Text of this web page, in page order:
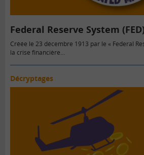
Federal Reserve System
Créée le 23 décembre 1913 par le « Federal
la crise financière…
Décryptages